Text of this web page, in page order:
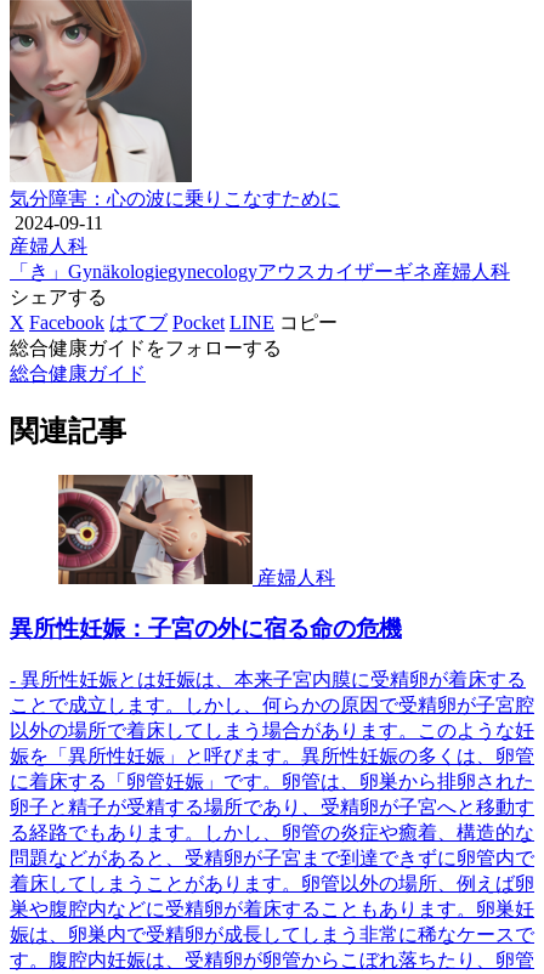
気分障害：心の波に乗りこなすために
2024-09-11
産婦人科
「き」 Gynäkologiegynecologyアウス カイザーギネ産婦人科
シェアする
X Facebook はてブ Pocket LINE コピー
総合健康ガイドをフォローする
総合健康ガイド
関連記事
産婦人科
異所性妊娠：子宮の外に宿る命の危機
- 異所性妊娠とは妊娠は、本来子宮内膜に受精卵が着床する
ことで成立します。しかし、何らかの原因で受精卵が子宮腔
以外の場所で着床してしまう場合があります。このような妊
娠を「異所性妊娠」と呼びます。異所性妊娠の多くは、卵管
に着床する「卵管妊娠」です。卵管は、卵巣から排卵された
卵子と精子が受精する場所であり、受精卵が子宮へと移動す
る経路でもあります。しかし、卵管の炎症や癒着、構造的な
問題などがあると、受精卵が子宮まで到達できずに卵管内で
着床してしまうことがあります。卵管以外の場所、例えば卵
巣や腹腔内などに受精卵が着床することもあります。卵巣妊
娠は、卵巣内で受精卵が成長してしまう非常に稀なケースで
す。腹腔内妊娠は、受精卵が卵管からこぼれ落ちたり、卵管